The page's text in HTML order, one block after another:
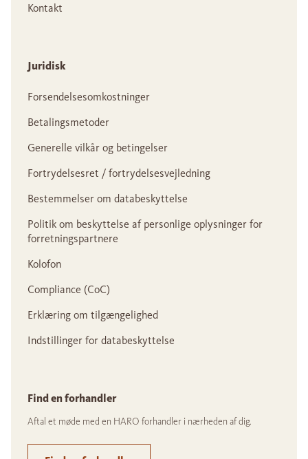
Kontakt
Juridisk
Forsendelsesomkostninger
Betalingsmetoder
Generelle vilkår og betingelser
Fortrydelsesret / fortrydelsesvejledning
Bestemmelser om databeskyttelse
Politik om beskyttelse af personlige oplysninger for
forretningspartnere
Kolofon
Compliance (CoC)
Erklæring om tilgængelighed
Indstillinger for databeskyttelse
Find en forhandler
Aftal et møde med en HARO forhandler i nærheden af dig.